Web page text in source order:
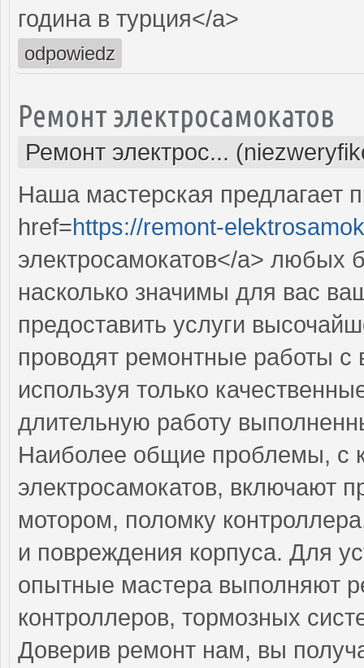
година в турция</a>
odpowiedz
Ремонт электросамокатов
Ремонт электрос...
Наша мастерская предлагает
href=https://remont-
электросамокатов</a>
насколько значимы для вас
предоставить услуги
проводят ремонтные работы с
используя только
длительную работу
Наиболее общие проблемы, с
электросамокатов, включают
мотором, поломку
и повреждения корпуса. Для
опытные мастера выполняют
контроллеров, тормозных
Доверив ремонт нам, вы